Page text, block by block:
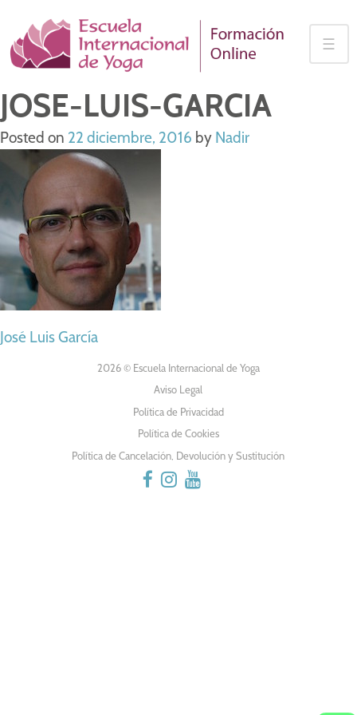
content
☰
JOSE-LUIS-GARCIA
Posted on 22 diciembre, 2016 by Nadir
NAVEGACIÓN
ENTRADAS
José Luis García
2026 © Escuela Internacional de Yoga
Aviso Legal
Política de Privacidad
Política de Cookies
Política de Cancelación, Devolución y Sustitución